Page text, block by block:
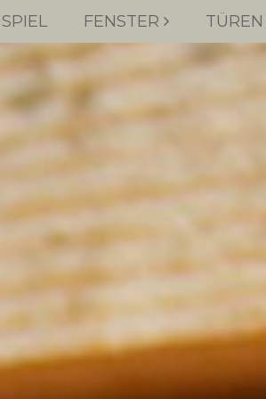
FENSTER TÜREN